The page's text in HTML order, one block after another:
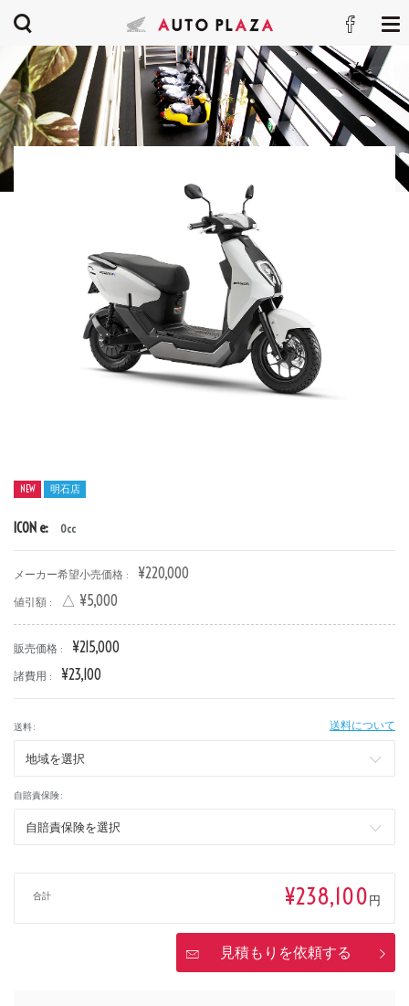
NEW 明石店
ICON e: 0cc
メーカー希望小売価格 : ¥220,000
値引額 : △ ¥5,000
販売価格 : ¥215,000
諸費用 : ¥23,100
送料 : 送料について
自賠責保険 :
合計 ¥238,100円
見積もりを依頼する